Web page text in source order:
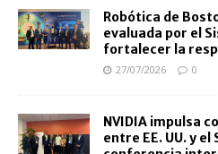
Robótica de
evaluada por el
fortalecer la
27/07/2026 0
NVIDIA impulsa
entre EE. UU. y el